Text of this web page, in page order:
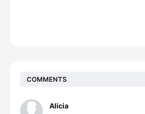
COMMENTS
Alicia